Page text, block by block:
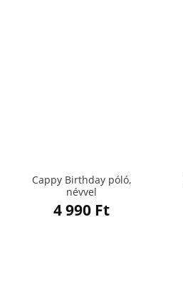
Cappy Birthday póló,
névvel
4 990 Ft